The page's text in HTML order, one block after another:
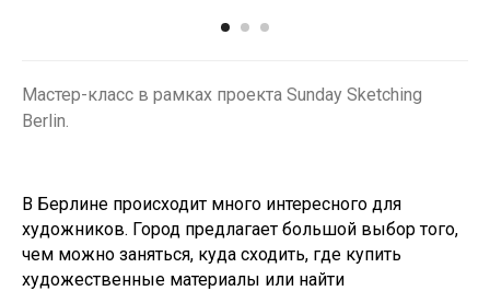
Мастер-класс в рамках проекта Sunday Sketching
Berlin.
В Берлине происходит много интересного для
художников. Город предлагает большой выбор того,
чем можно заняться, куда сходить, где купить
художественные материалы или найти